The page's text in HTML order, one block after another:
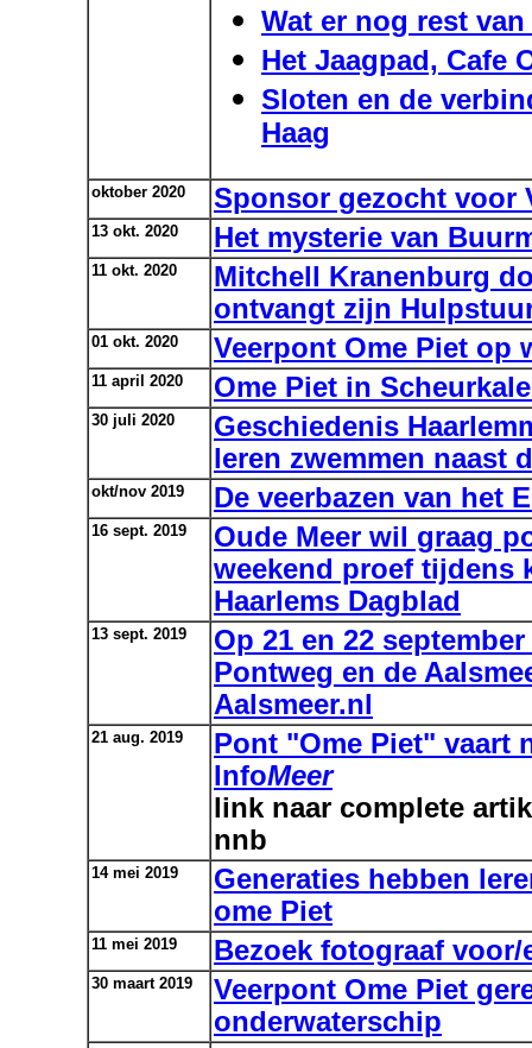
Wat er nog rest
Het Jaagpad, Cafe
Sloten en de
Haag
oktober 2020 Sponsor gezocht voor
13 okt. 2020 Het mysterie van
11 okt. 2020
Mitchell Kranenburg
ontvangt zijn
01 okt. 2020 Veerpont Ome Piet op
11 april 2020 Ome Piet in
30 juli 2020
Geschiedenis
leren zwemmen naast
okt/nov 2019 De veerbazen van het
16 sept. 2019
Oude Meer wil graag
weekend proef tijdens
Haarlems Dagblad
13 sept. 2019
Op 21 en 22
Pontweg en de
Aalsmeer.nl
21 aug. 2019
Pont "Ome Piet" vaart
InfoMeer
link naar complete
nnb
14 mei 2019
Generaties hebben
ome Piet
11 mei 2019 Bezoek fotograaf
30 maart 2019
Veerpont Ome Piet
onderwaterschip